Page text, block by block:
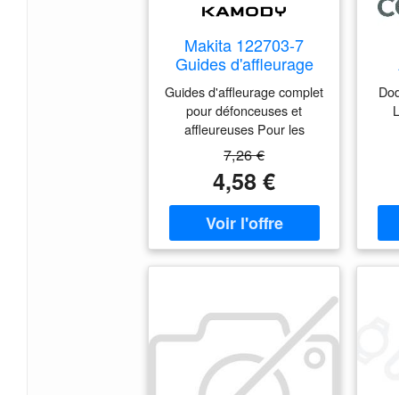
Makita 122703-7
Guides d'affleurage
complet
Guides d'affleurage complet
pour défonceuses et
affleureuses Pour les
modéles: • 3709, 3710,
RT0700C, DRT50 Photo
d'illustration>
7,26 €
4,58 €